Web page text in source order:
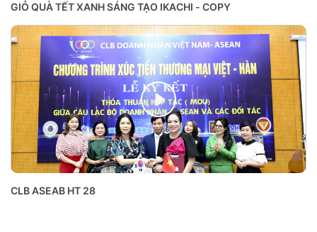
GIỎ QUÀ TẾT XANH SÁNG TẠO IKACHI - COPY
CLB ASEAB HT 28